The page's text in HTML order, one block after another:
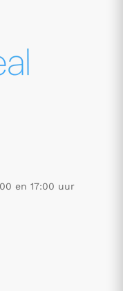
en 17:00 uur